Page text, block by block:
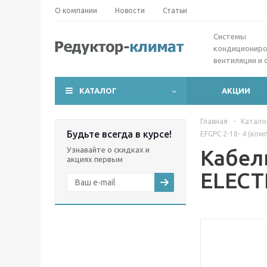
О компании Новости Статьи
Cистемы
вентиляции и
КАТАЛОГ АКЦИИ
Будьте всегда в курсе!
Узнавайте о скидках и
акциях первым
Главная -
EFGPC 2-18- 4